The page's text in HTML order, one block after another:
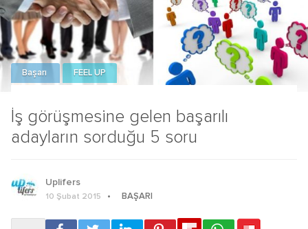
İş görüşmesine gelen başarılı
adayların sorduğu 5 soru
Başarı FEEL UP
Uplifers
10 Şubat 2015 BAŞARI